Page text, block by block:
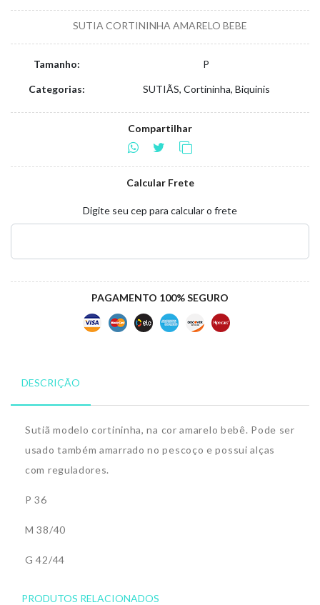
SUTIA CORTININHA AMARELO BEBE
Tamanho: P
Categorias: SUTIÃS, Cortininha, Biquinis
Compartilhar
Calcular Frete
Digite seu cep para calcular o frete
PAGAMENTO 100% SEGURO
DESCRIÇÃO
Sutiã modelo cortininha, na cor amarelo bebê. Pode ser
usado também amarrado no pescoço e possui alças
com reguladores.
P 36
M 38/40
G 42/44
PRODUTOS RELACIONADOS